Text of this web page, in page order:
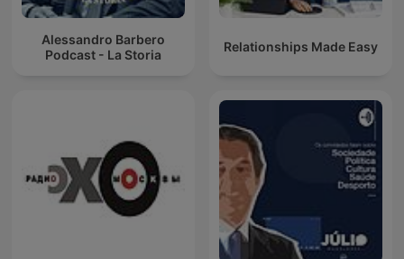
Alessandro Barbero
Podcast - La Storia
Relationships Made Easy